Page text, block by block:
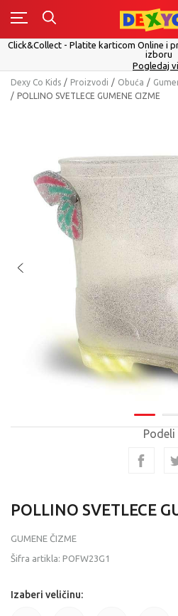
Click&Collect - Platite karticom Online i
izboru
Pogledaj
Dexy Co Kids Proizvodi Obuća
POLLINO SVETLECE GUMENE CIZME
Podeli
POLLINO SVETLECE
GUMENE ČIZME
Šifra artikla: POFW23G1
Izaberi veličinu: